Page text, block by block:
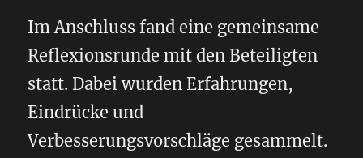
Im Anschluss fand eine gemeinsame
Reflexionsrunde mit den Beteiligten
statt. Dabei wurden Erfahrungen,
Eindrücke und
Verbesserungsvorschläge gesammelt.